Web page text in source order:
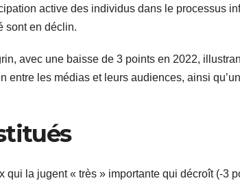
active des individus dans le processus
sont en déclin.
avec une baisse de 3 points en 2022,
les médias et leurs audiences, ainsi
qui la jugent « très » importante qui décroît (-3